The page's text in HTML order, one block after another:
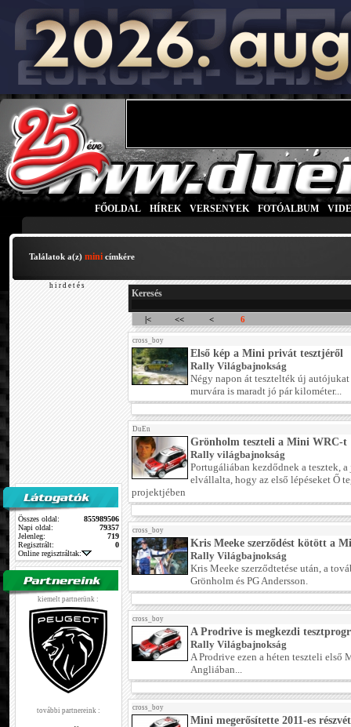
FŐOLDAL HÍREK VERSENYEK FOTÓALBUM
Találatok a(z)mini címkére
h i r d e t é s
Összes oldal:
855989506
Napi oldal:
79357
Jelenleg:
719
Regisztrált:
0
Online regisztráltak:
kiemelt partnerünk :
további partnereink :
Keresés
|< << < 6
cross_boy
Első kép a Mini privát tesztjéről
Rally Világbajnokság
Négy napon át tesztelték új autójukat
murvára is maradt jó pár kilométer...
DuEn
Grönholm teszteli a Mini WRC-t
Rally világbajnokság
Portugáliában kezdődnek a tesztek,
elvállalta, hogy az első lépéseket Ő
projektjében
cross_boy
Kris Meeke szerződést kötött a
Rally Világbajnokság
Kris Meeke szerződtetése után, a
Grönholm és PG Andersson.
cross_boy
A Prodrive is megkezdi
Rally Világbajnokság
A Prodrive ezen a héten teszteli első
Angliában...
cross_boy
Mini megerősítette 2011-es